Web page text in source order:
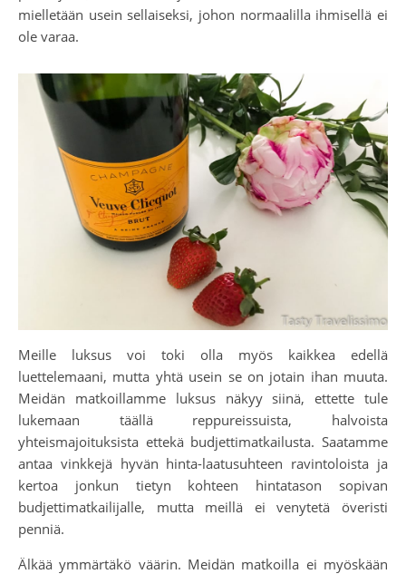
mielletään usein sellaiseksi, johon normaalilla ihmisellä ei
ole varaa.
Meille luksus voi toki olla myös kaikkea edellä
luettelemaani, mutta yhtä usein se on jotain ihan muuta.
Meidän matkoillamme luksus näkyy siinä, ettette tule
lukemaan täällä reppureissuista, halvoista
yhteismajoituksista ettekä budjettimatkailusta. Saatamme
antaa vinkkejä hyvän hinta-laatusuhteen ravintoloista ja
kertoa jonkun tietyn kohteen hintatason sopivan
budjettimatkailijalle, mutta meillä ei venytetä överisti
penniä.
Älkää ymmärtäkö väärin. Meidän matkoilla ei myöskään